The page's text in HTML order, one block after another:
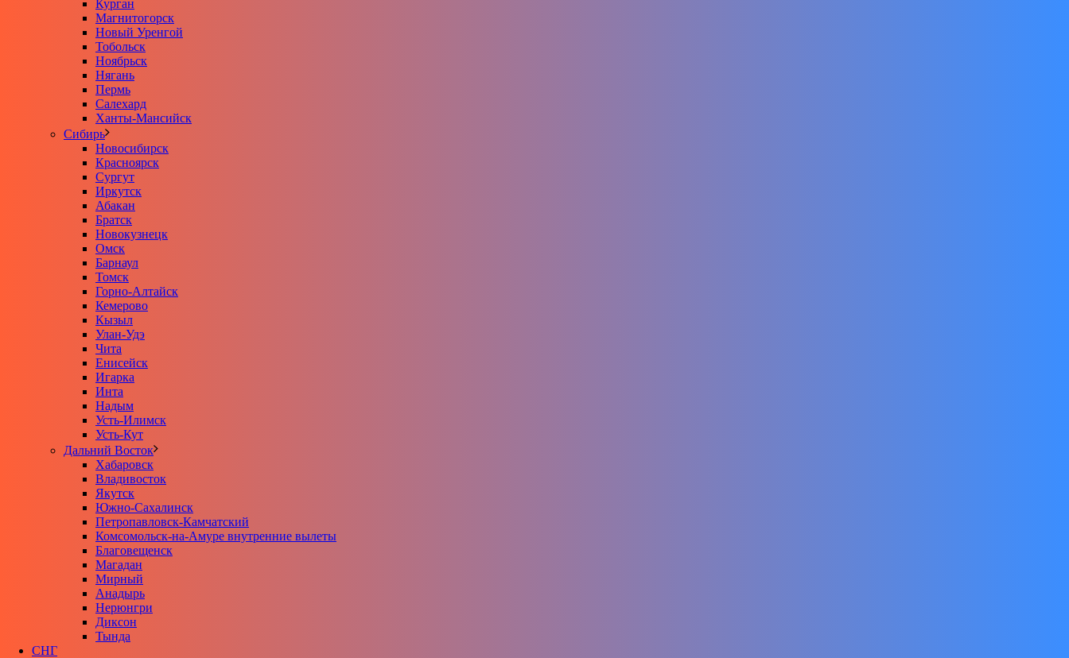
Курган
Магнитогорск
Новый Уренгой
Тобольск
Ноябрьск
Нягань
Пермь
Салехард
Ханты-Мансийск
Сибирь
Новосибирск
Красноярск
Сургут
Иркутск
Абакан
Братск
Новокузнецк
Омск
Барнаул
Томск
Горно-Алтайск
Кемерово
Кызыл
Улан-Удэ
Чита
Енисейск
Игарка
Инта
Надым
Усть-Илимск
Усть-Кут
Дальний Восток
Хабаровск
Владивосток
Якутск
Южно-Сахалинск
Петропавловск-Камчатский
Комсомольск-на-Амуре внутренние вылеты
Благовещенск
Магадан
Мирный
Анадырь
Нерюнгри
Диксон
Тында
СНГ